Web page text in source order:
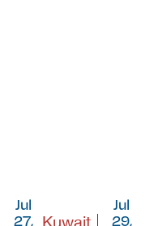
Jul
29,
Jul
27,